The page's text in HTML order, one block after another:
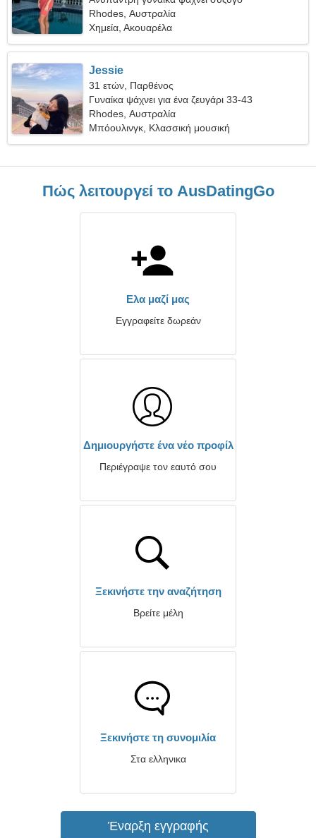
Rhodes, Αυστραλία
Χημεία, Ακουαρέλα
Jessie
31 ετών, Παρθένος
Γυναίκα ψάχνει για ένα ζευγάρι 33-43
Rhodes, Αυστραλία
Μπόουλινγκ, Κλασσική μουσική
Πώς λειτουργεί το AusDatingGo
Ελα μαζί μας
Εγγραφείτε δωρεάν
Δημιουργήστε ένα νέο προφίλ
Περιέγραψε τον εαυτό σου
Ξεκινήστε την αναζήτηση
Βρείτε μέλη
Ξεκινήστε τη συνομιλία
Στα ελληνικα
Έναρξη εγγραφής